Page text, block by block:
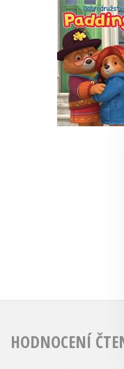
medvídka
-
HODNOCENÍ